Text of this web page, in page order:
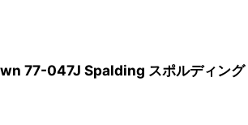
77-047J Spalding スポルディング